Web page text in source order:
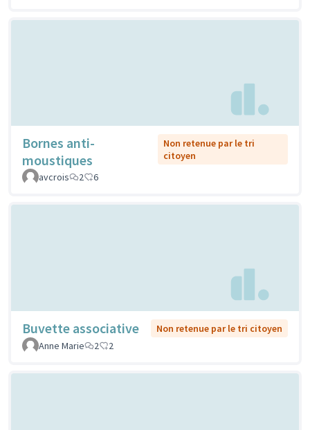
Bornes anti-
moustiques
Non retenue par le tri
citoyen
avcrois
2 6
Buvette associative
Non retenue par le tri citoyen
Anne Marie
2 2